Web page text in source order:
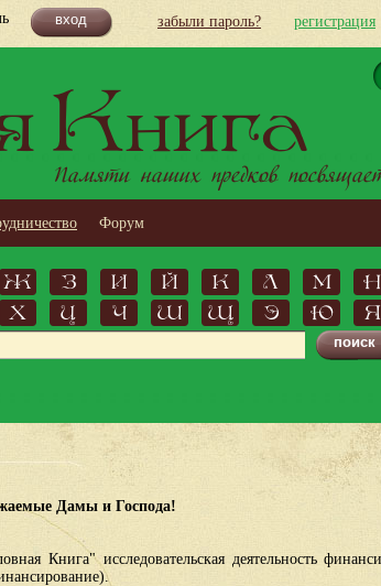
забыли пароль? регистрация
Книга
Памяти наших предков
Форум
Ж З И Й К Л М
Н
Х Ц Ч Ш Щ Э Ю Я
Дамы и Господа!
Книга" исследовательская деятельность